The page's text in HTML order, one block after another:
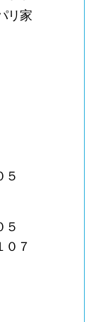
リ家
５
５
０７